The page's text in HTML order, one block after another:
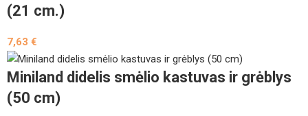
(21 cm.)
7,63€
Miniland didelis smėlio kastuvas ir grėblys
(50 cm)